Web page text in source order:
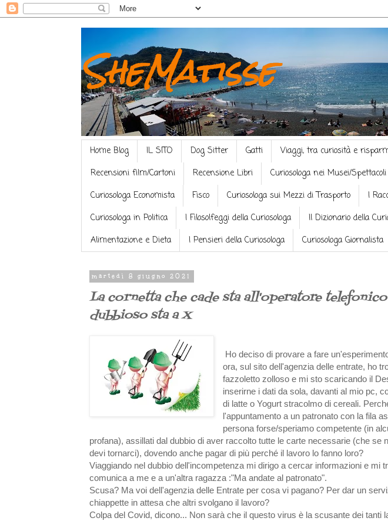
SheMatisse
Home Blog IL SITO Dog Sitter Gatti Viaggi, tra curiosità e
Recensioni film/Cartoni
Recensione Libri Curiosologa nei Musei/Spettacoli
Curiosologa Economista
Fisco Curiosologa sui Mezzi di Trasporto I
Curiosologa in Politica
I Filosolfeggi della Curiosologa Il Dizionario della
Alimentazione e Dieta
I Pensieri della Curiosologa Curiosologa Giornalista
martedì 8 giugno 2021
La cornetta che cade sta all'operatore
dubbioso sta a X
Ho deciso di provare a fare
ora, sul sito dell'agenzia delle entrate, ho
fazzoletto zolloso e mi sto scaricando il
inserirne i dati da sola, davanti al mio pc,
di latte o Yogurt stracolmo di cereali.
l'appuntamento a un patronato con la fila
persona forse/speriamo competente (in
profana), assillati dal dubbio di aver raccolto tutte le carte necessarie (che se
devi tornarci), dovendo anche pagar di più perché il lavoro lo fanno loro?
Viaggiando nel dubbio dell'incompetenza mi dirigo a cercar informazioni e mi
comunica a me e a un'altra ragazza :"Ma andate al patronato".
Scusa? Ma voi dell'agenzia delle Entrate per cosa vi pagano? Per dar un
chiappette in attesa che altri svolgano il lavoro?
Colpa del Covid, dicono... Non sarà che il questo virus è la scusante dei tanti